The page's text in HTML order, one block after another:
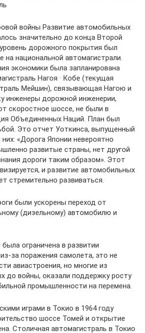
войны Развитие автомобильных
значительно до конца Второй
дорожного покрытия был
на национальной автомагистрали.
экономики была запланирована
Нагоя · Кобе (текущая
Мейшин), связывающая Нагою и
инженеры дорожной инженерии,
скоростное шоссе, не были в
Объединенных Наций. План был
Это отчет Уоткинса, выпущенный
них: «Дорога Японии невероятно
развитые страны, нет другой
дороги таким образом». Этот
и развитие автомобильных
стремительно развиваться.
были ускорены переход от
(дизельному) автомобилю и
ограничена в развитии
за поражения самолета, это не
авиастроения, но многие из
до войны, оказали поддержку росту
промышленности на перемена.
играми в Токио в 1964 году
шоссе Томей и открытие
Столичная автомагистраль в Токио